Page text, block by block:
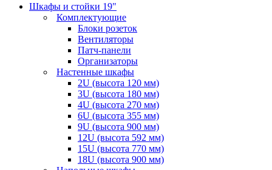
Шкафы и стойки 19"
Комплектующие
Блоки розеток
Вентиляторы
Патч-панели
Организаторы
Настенные шкафы
2U (высота 120 мм)
3U (высота 180 мм)
4U (высота 270 мм)
6U (высота 355 мм)
9U (высота 900 мм)
12U (высота 592 мм)
15U (высота 770 мм)
18U (высота 900 мм)